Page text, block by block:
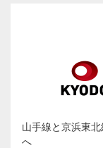
山手線と京浜東
へ